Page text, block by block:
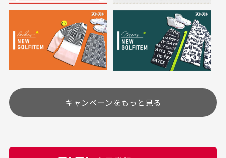
30代女性
高価なブルゾンがお
購入できました。状態も
最高でした。
30代女性
いつも素敵な商品を
す
商品をありがとうござい
ます。
※必ず１つのショッピングカートに複数商品を入れて
ご注文下さいませ。
定休日はありますか？
土.日.祝日は定休日となっております。
その他の休日につきましてはサイト上にて告知させて
頂きます。
カートの有効時間はありますか？
においについて
ユーズド商品の特性故、メンテンスを行っておりま
すが、におい（煙草、香水、お香、古着特有の香
り、柔軟剤等)が付着している場合がございます。
付属品について
付属品の記載につきましては、弊社に入荷した時点
キャンペーンをもっと見る